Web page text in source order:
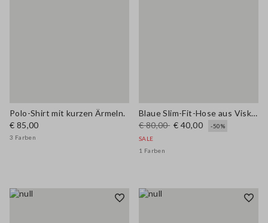
Polo-Shirt mit kurzen Ärmeln.
€ 85,00
3 Farben
Blaue Slim-Fit-Hose aus Viskosemischung
€ 80,00 € 40,00
-50%
SALE
1 Farben